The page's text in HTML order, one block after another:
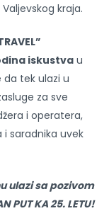
kraja.
iskustvau
tek ulazi u
za sve
i operatera,
i saradnika uvek
ulazi sa pozivom
PUT KA 25. LETU!